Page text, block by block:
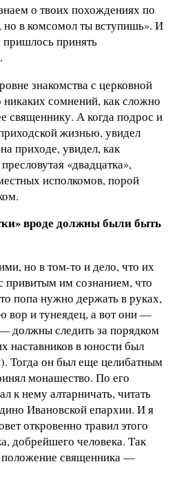
о твоих похождениях по
в комсомол ты вступишь». И
пришлось принять
знакомства с церковной
сомнений, как сложно
священнику. А когда подрос и
жизнью, увидел
приходе, увидел, как
«двадцатка»,
исполкомов, порой
вроде должны были быть
но в том-то и дело, что их
привитым им сознанием, что
попа нужно держать в руках,
вор и тунеядец, а вот они —
следить за порядком
наставников в юности был
Тогда он был еще целибатным
монашество. По его
к нему алтарничать, читать
Ивановской епархии. И я
откровенно травил этого
добрейшего человека. Так
священника —